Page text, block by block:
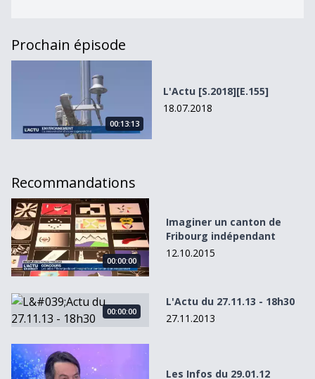
Prochain épisode
00:13:13
L'Actu [S.2018][E.155]
18.07.2018
Recommandations
Imaginer un canton de Fribourg indépendant
00:00:00
Imaginer un canton de
Fribourg indépendant
12.10.2015
L&#039;Actu du 27.11.13 - 18h30
00:00:00
L'Actu du 27.11.13 - 18h30
27.11.2013
Les Infos du 29.01.12
Les Infos du 29.01.12